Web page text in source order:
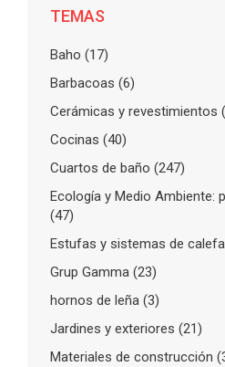
TEMAS
Baho (17)
Barbacoas (6)
Cerámicas y revestimientos
Cocinas (40)
Cuartos de baño (247)
Ecología y Medio Ambiente:
(47)
Estufas y sistemas de
Grup Gamma (23)
hornos de leña (3)
Jardines y exteriores (21)
Materiales de construcción